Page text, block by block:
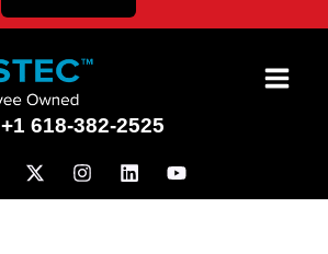
+1 618-382-2525